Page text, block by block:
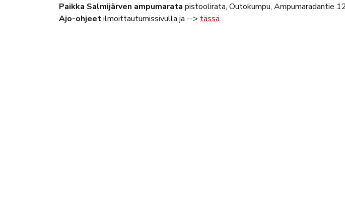
Paikka Salmijärven ampumarata pistoolirata, Outokumpu, Ampumaradantie
Ajo-ohjeetilmoittautumissivulla ja --> tässä.